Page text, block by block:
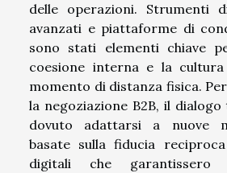
delle operazioni. Strumenti
avanzati e piattaforme di
sono stati elementi chiave
coesione interna e la
momento di distanza fisica.
la negoziazione B2B, il
dovuto adattarsi a nuove
basate sulla fiducia
digitali che garantissero